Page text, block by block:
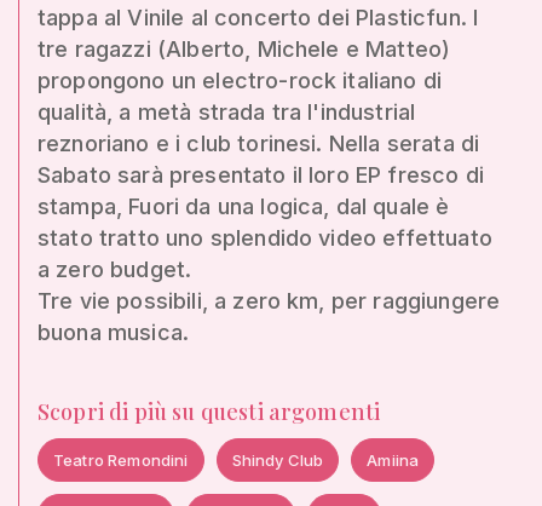
tappa al Vinile al concerto dei Plasticfun. I
tre ragazzi (Alberto, Michele e Matteo)
propongono un electro-rock italiano di
qualità, a metà strada tra l'industrial
reznoriano e i club torinesi. Nella serata di
Sabato sarà presentato il loro EP fresco di
stampa, Fuori da una logica, dal quale è
stato tratto uno splendido video effettuato
a zero budget.
Tre vie possibili, a zero km, per raggiungere
buona musica.
Scopri di più su questi argomenti
Teatro Remondini Shindy Club Amiina